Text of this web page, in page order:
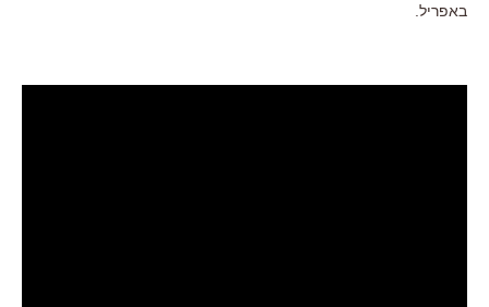
באפריל.